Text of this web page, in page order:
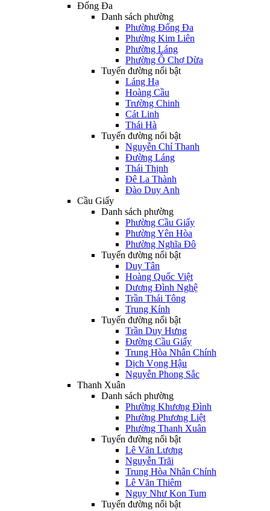
Đống Đa
Danh sách phường
Phường Đống Đa
Phường Kim Liên
Phường Láng
Phường Ô Chợ Dừa
Tuyến đường nổi bật
Láng Hạ
Hoàng Cầu
Trường Chinh
Cát Linh
Thái Hà
Tuyến đường nổi bật
Nguyễn Chí Thanh
Đường Láng
Thái Thịnh
Đê La Thành
Đào Duy Anh
Cầu Giấy
Danh sách phường
Phường Cầu Giấy
Phường Yên Hòa
Phường Nghĩa Đô
Tuyến đường nổi bật
Duy Tân
Hoàng Quốc Việt
Dương Đình Nghệ
Trần Thái Tông
Trung Kính
Tuyến đường nổi bật
Trần Duy Hưng
Đường Cầu Giấy
Trung Hòa Nhân Chính
Dịch Vọng Hậu
Nguyễn Phong Sắc
Thanh Xuân
Danh sách phường
Phường Khương Đình
Phường Phương Liệt
Phường Thanh Xuân
Tuyến đường nổi bật
Lê Văn Lương
Nguyễn Trãi
Trung Hòa Nhân Chính
Lê Văn Thiêm
Ngụy Như Kon Tum
Tuyến đường nổi bật